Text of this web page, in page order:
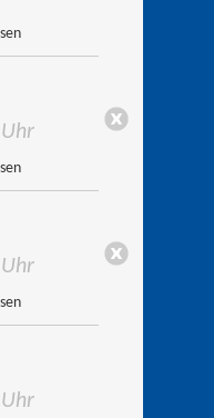
Uhr
Uhr
Uhr